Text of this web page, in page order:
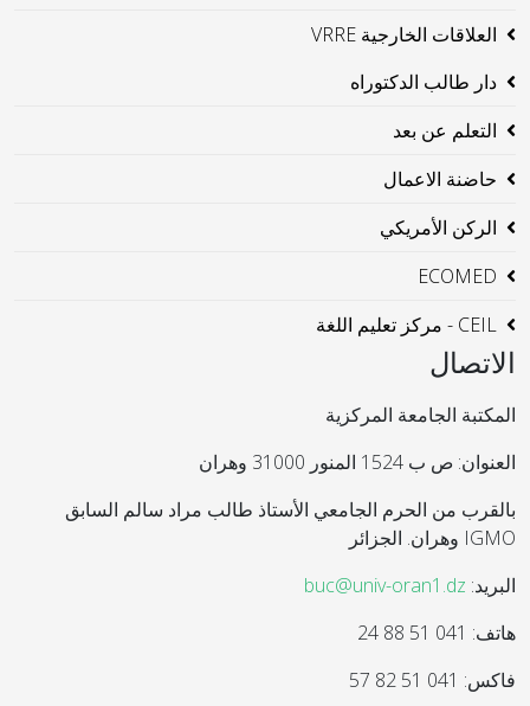
العلاقات الخارجية VRRE
دار طالب الدكتوراه
التعلم عن بعد
حاضنة الاعمال
الركن الأمريكي
ECOMED
CEIL - مركز تعليم اللغة
الاتصال
المكتبة الجامعة المركزية
العنوان: ص ب 1524 المنور 31000 وهران
بالقرب من الحرم الجامعي الأستاذ طالب مراد سالم السابق
IGMO وهران. الجزائر
البريد: buc@univ-oran1.dz
هاتف: 041 51 88 24
فاكس: 041 51 82 57